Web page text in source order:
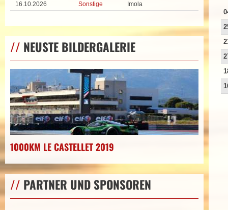
16.10.2026
Sonstige Imola
// NEUSTE BILDERGALERIE
1000KM LE CASTELLET 2019
// PARTNER UND SPONSOREN